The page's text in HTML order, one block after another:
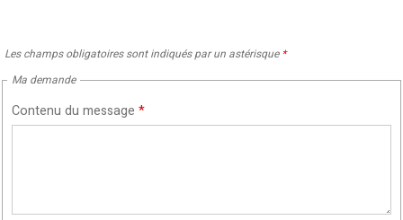
Les champs obligatoires sont indiqués par un astérisque *
Ma demande
Contenu du message *